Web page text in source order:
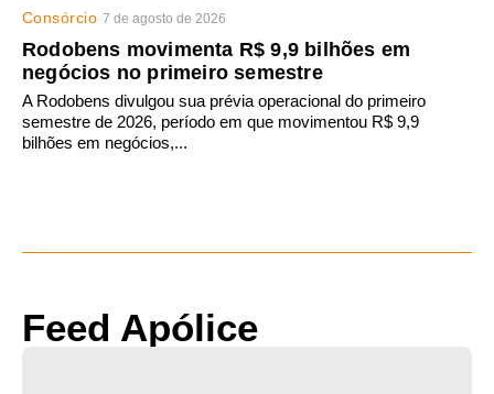
Consórcio 7 de agosto de 2026
Rodobens movimenta R$ 9,9 bilhões em
negócios no primeiro semestre
A Rodobens divulgou sua prévia operacional do primeiro
semestre de 2026, período em que movimentou R$ 9,9
bilhões em negócios,...
Feed Apólice